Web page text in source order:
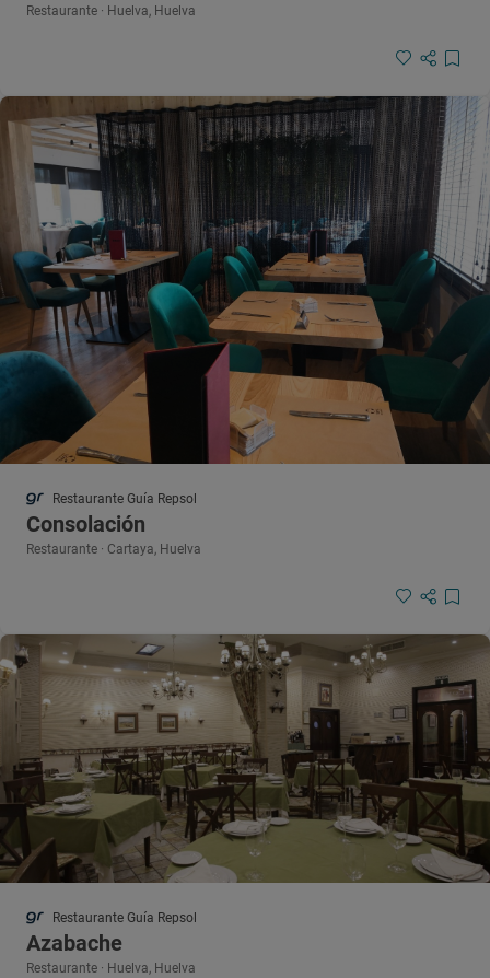
Restaurante · Huelva, Huelva
Restaurante Guía Repsol
Consolación
Restaurante · Cartaya, Huelva
Restaurante Guía Repsol
Azabache
Restaurante · Huelva, Huelva